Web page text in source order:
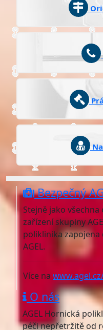
Bezpečný
Stejně jako
zařízení skupiny
poliklinika
AGEL.
Více na
O nás
AGEL Hornická
péči nepřetržitě od